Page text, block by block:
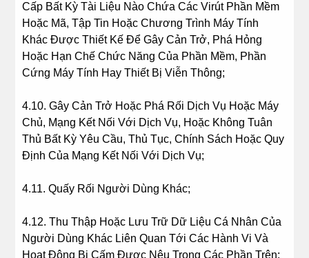
Cấp Bất Kỳ Tài Liệu Nào Chứa Các Virút Phần Mềm
Hoặc Mã, Tập Tin Hoặc Chương Trình Máy Tính
Khác Được Thiết Kế Để Gây Cản Trở, Phá Hỏng
Hoặc Hạn Chế Chức Năng Của Phần Mềm, Phần
Cứng Máy Tính Hay Thiết Bị Viễn Thông;
4.10. Gây Cản Trở Hoặc Phá Rối Dịch Vụ Hoặc Máy
Chủ, Mạng Kết Nối Với Dịch Vụ, Hoặc Không Tuân
Thủ Bất Kỳ Yêu Cầu, Thủ Tục, Chính Sách Hoặc Quy
Định Của Mạng Kết Nối Với Dịch Vụ;
4.11. Quấy Rối Người Dùng Khác;
4.12. Thu Thập Hoặc Lưu Trữ Dữ Liệu Cá Nhân Của
Người Dùng Khác Liên Quan Tới Các Hành Vi Và
Hoạt Động Bị Cấm Được Nêu Trong Các Phần Trên;